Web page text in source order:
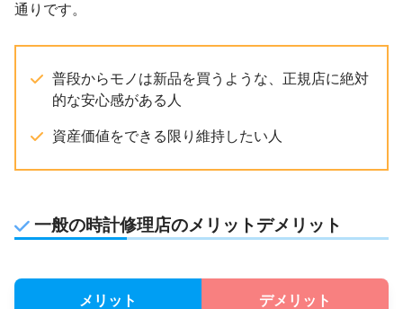
通りです。
普段からモノは新品を買うような、正規店に絶対
的な安心感がある人
資産価値をできる限り維持したい人
一般の時計修理店のメリットデメリット
メリット デメリット